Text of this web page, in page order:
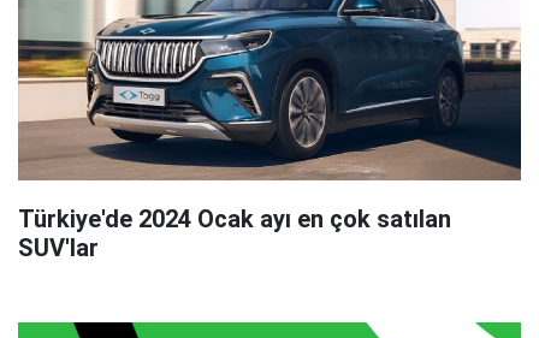
Türkiye'de 2024 Ocak ayı en çok satılan
SUV'lar